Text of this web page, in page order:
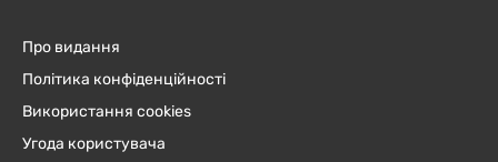
Про видання
Політика конфіденційності
Використання cookies
Угода користувача